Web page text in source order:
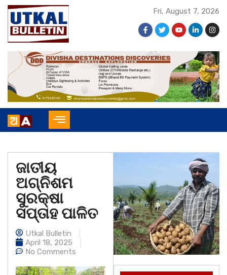
Fri, August 7, 2026
ଜାତୀୟ
ଅଗ୍ନିଶମ
ସୁରକ୍ଷା
ସପ୍ତାହ ପାଳିତ
Utkal Bulletin
April 18, 2025
No Comments